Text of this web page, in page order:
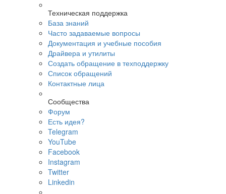
Техническая поддержка
База знаний
Часто задаваемые вопросы
Документация и учебные пособия
Драйвера и утилиты
Создать обращение в техподдержку
Список обращений
Контактные лица
Сообщества
Форум
Есть идея?
Telegram
YouTube
Facebook
Instagram
Twitter
Linkedin